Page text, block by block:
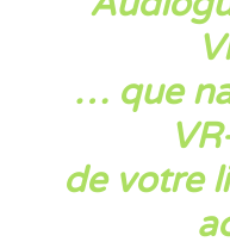
… que
de votre